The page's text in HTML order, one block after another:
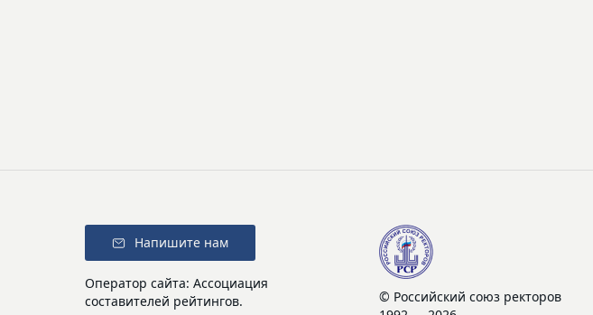
Напишите нам
Оператор сайта: Ассоциация
составителей рейтингов.
© Российский союз ректоров